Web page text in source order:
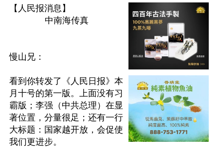
【人民报消息】
中南海传真
慢山兄：
看到你转发了《人民日报》本
月十号的第一版。上面没有习
霸版；李强（中共总理）在显
著位置，分量很足；还有一行
大标题：国家越开放，会促使
我们更进步。